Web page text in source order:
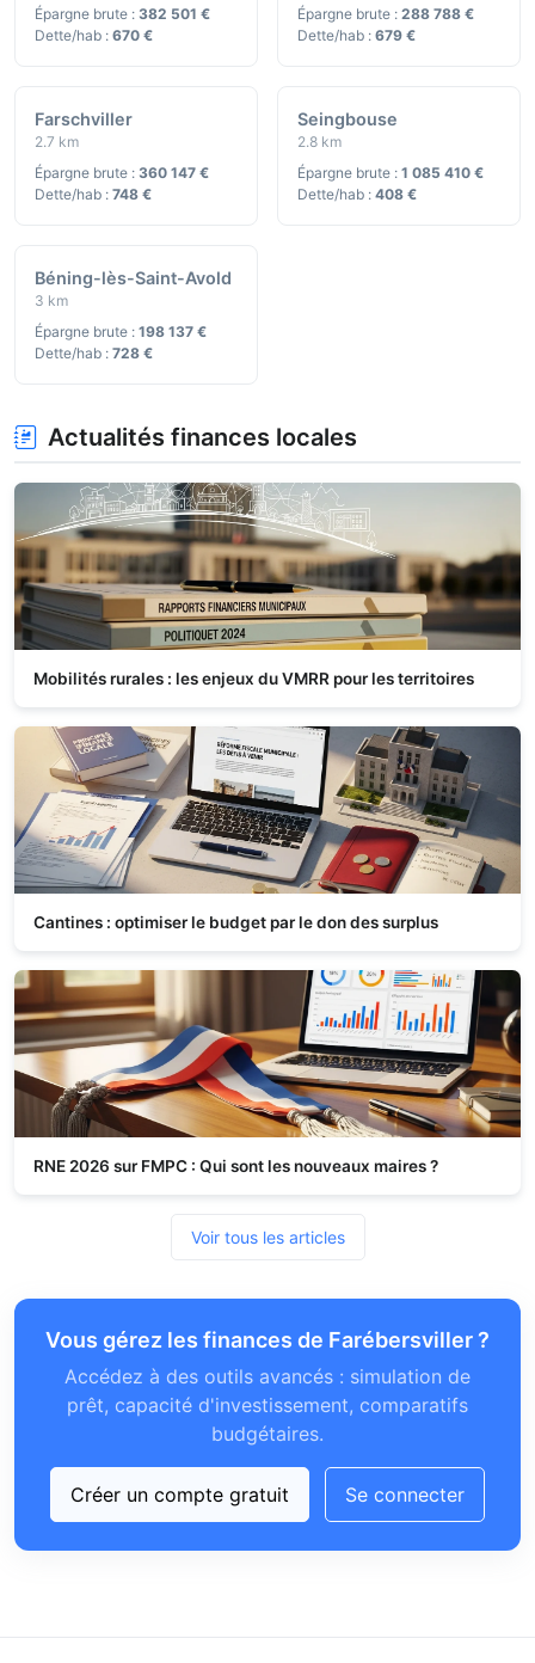
Épargne brute : 382 501 €
Dette/hab : 670 €
Épargne brute : 288 788 €
Dette/hab : 679 €
Farschviller
2.7 km
Épargne brute : 360 147 €
Dette/hab : 748 €
Seingbouse
2.8 km
Épargne brute : 1 085 410 €
Dette/hab : 408 €
Béning-lès-Saint-Avold
3 km
Épargne brute : 198 137 €
Dette/hab : 728 €
Actualités finances locales
Mobilités rurales : les enjeux du VMRR pour les territoires
Cantines : optimiser le budget par le don des surplus
RNE 2026 sur FMPC : Qui sont les nouveaux maires ?
Voir tous les articles
Vous gérez les finances de Farébersviller ?
Accédez à des outils avancés : simulation de
prêt, capacité d'investissement, comparatifs
budgétaires.
Créer un compte gratuit Se connecter